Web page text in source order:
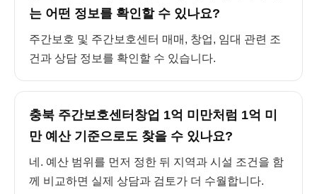
는 어떤 정보를 확인할 수 있나요?
주간보호 및 주간보호센터 매매, 창업, 임대 관련 조
건과 상담 정보를 확인할 수 있습니다.
충북 주간보호센터창업 1억 미만처럼 1억 미
만 예산 기준으로도 찾을 수 있나요?
네. 예산 범위를 먼저 정한 뒤 지역과 시설 조건을 함
께 비교하면 실제 상담과 검토가 더 수월합니다.